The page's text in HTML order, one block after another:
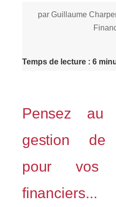
par Guillaume
Temps de lecture : 6
Pensez au
gestion de
pour vos
financiers...